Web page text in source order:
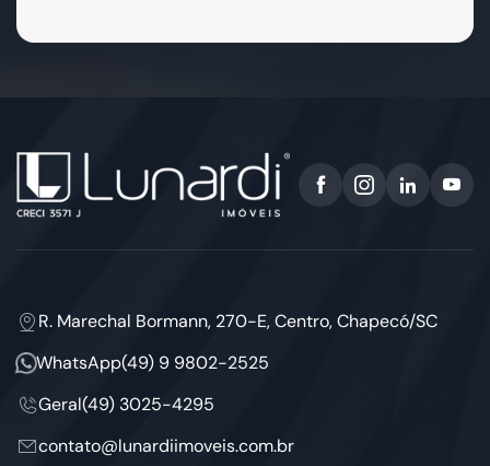
R. Marechal Bormann, 270-E, Centro, Chapecó/SC
WhatsApp(49) 9 9802-2525
Geral(49) 3025-4295
contato@lunardiimoveis.com.br